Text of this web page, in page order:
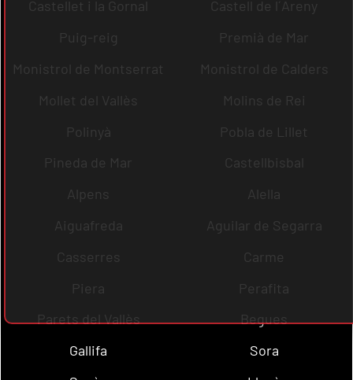
Castellet i la Gornal
Castell de l´Areny
Puig-reig
Premià de Mar
Monistrol de Montserrat
Monistrol de Calders
Mollet del Vallès
Molins de Rei
Polinyà
Pobla de Lillet
Pineda de Mar
Castellbisbal
Alpens
Alella
Aiguafreda
Aguilar de Segarra
Casserres
Carme
Piera
Perafita
Parets del Vallès
Begues
Gallifa
Sora